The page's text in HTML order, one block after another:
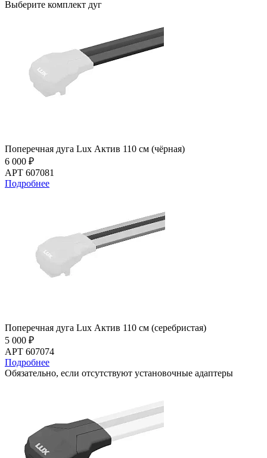
Выберите комплект дуг
Поперечная дуга Lux Актив 110 см (чёрная)
6 000 ₽
АРТ 607081
Подробнее
Поперечная дуга Lux Актив 110 см (серебристая)
5 000 ₽
АРТ 607074
Подробнее
Обязательно, если отсутствуют установочные адаптеры